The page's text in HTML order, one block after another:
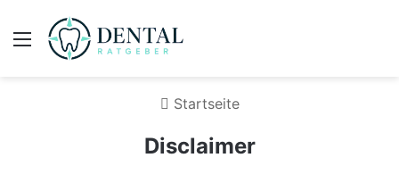
Menü
Startseite
Disclaimer